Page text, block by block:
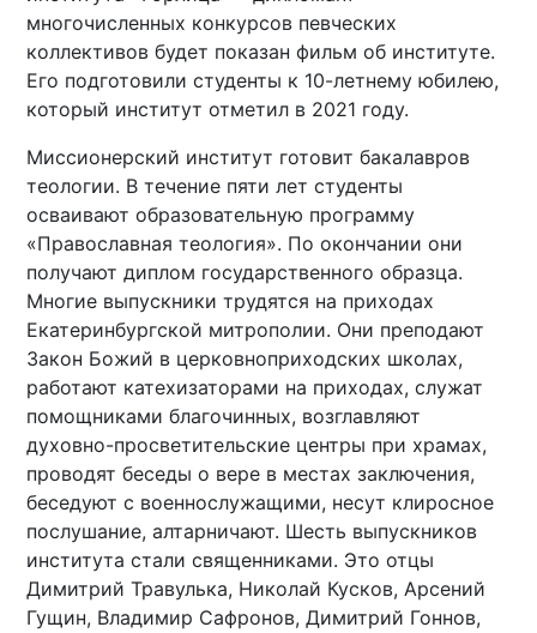
многочисленных конкурсов певческих
коллективов будет показан фильм об институте.
Его подготовили студенты к 10-летнему юбилею,
который институт отметил в 2021 году.
Миссионерский институт готовит бакалавров
теологии. В течение пяти лет студенты
осваивают образовательную программу
«Православная теология». По окончании они
получают диплом государственного образца.
Многие выпускники трудятся на приходах
Екатеринбургской митрополии. Они преподают
Закон Божий в церковноприходских школах,
работают катехизаторами на приходах, служат
помощниками благочинных, возглавляют
духовно-просветительские центры при храмах,
проводят беседы о вере в местах заключения,
беседуют с военнослужащими, несут клиросное
послушание, алтарничают. Шесть выпускников
института стали священниками. Это отцы
Димитрий Травулька, Николай Кусков, Арсений
Гущин, Владимир Сафронов, Димитрий Гоннов,